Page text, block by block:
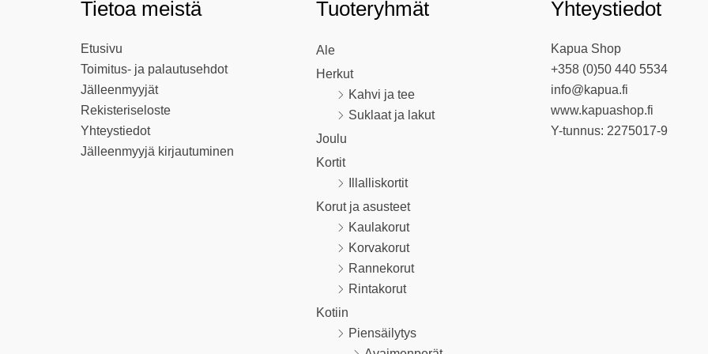
Tietoa meistä
Etusivu
Toimitus- ja palautusehdot
Jälleenmyyjät
Rekisteriseloste
Yhteystiedot
Jälleenmyyjä kirjautuminen
Tuoteryhmät
Ale
Herkut
Kahvi ja tee
Suklaat ja lakut
Joulu
Kortit
Illalliskortit
Korut ja asusteet
Kaulakorut
Korvakorut
Rannekorut
Rintakorut
Kotiin
Piensäilytys
Yhteystiedot
Kapua Shop
+358 (0)50 440 5534
info@kapua.fi
www.kapuashop.fi
Y-tunnus: 2275017-9